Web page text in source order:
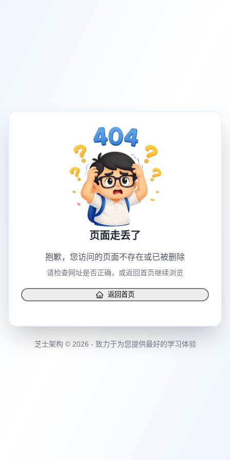
页面走丢了
抱歉，您访问的页面不存在或已被删除
请检查网址是否正确，或返回首页继续浏览
返回首页
芝士架构 © 2026 - 致力于为您提供最好的学习体验